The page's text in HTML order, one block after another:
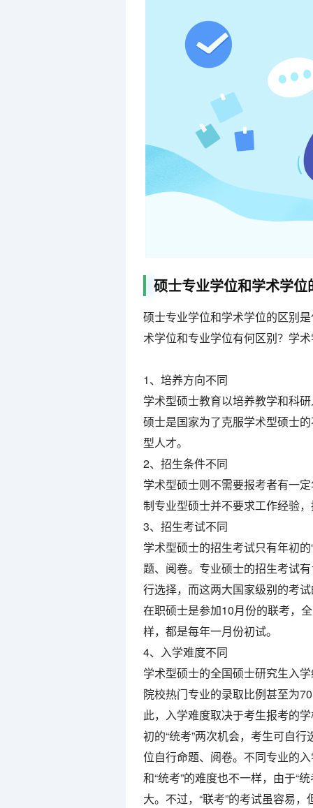
硕士专业学位和学术学位
硕士专业学位和学术学位的区别
术学位和专业学位有何区别？学
1、培养方向不同
学术型硕士教育以培养教学和科
硕士是国家为了克服学术型硕士
型人才。
2、招生条件不同
学术型硕士则不需要报考者有一
制专业型硕士并不要求工作经验
3、招生考试不同
学术型硕士的招生考试只有年初
题、阅卷。专业硕士的招生考试
行选择，而这两大国家级别的考
在职硕士是参加10月份的联考，
样，都是每年一月份初试。
4、入学难度不同
学术型硕士的全国硕士研究生入
院校热门专业的录取比例甚至为
此，入学难度取决于考生报考的
初的“统考”两次机会，考生可自
位自行命题、阅卷。不同专业的
和“统考”的难度也不一样，由于“
大。不过，“联考”的考试虽容易